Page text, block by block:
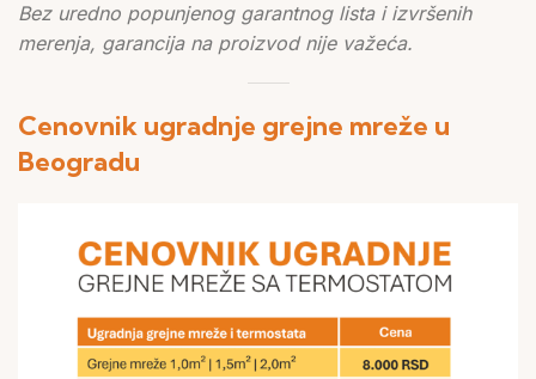
Bez uredno popunjenog garantnog lista i izvršenih
merenja, garancija na proizvod nije važeća.
Cenovnik ugradnje grejne mreže u
Beogradu